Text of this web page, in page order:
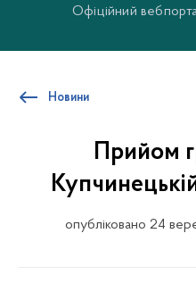
Офіційний
Новини
Прийом
опубліковано 24